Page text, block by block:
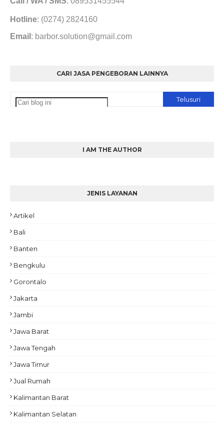
Hotline: (0274) 2824160
Email : barbor.solution@gmail.com
CARI JASA PENGEBORAN LAINNYA
I AM THE AUTHOR
JENIS LAYANAN
Artikel
Bali
Banten
Bengkulu
Gorontalo
Jakarta
Jambi
Jawa Barat
Jawa Tengah
Jawa Timur
Jual Rumah
Kalimantan Barat
Kalimantan Selatan